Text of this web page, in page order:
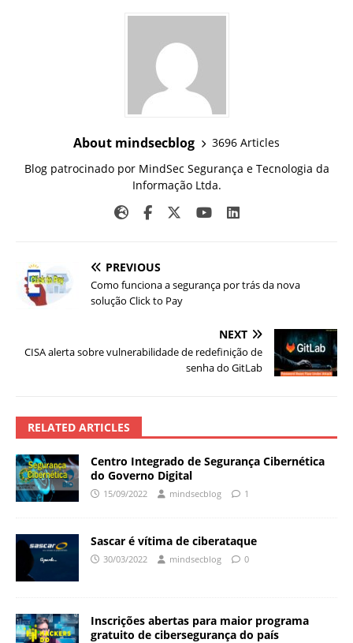
About mindsecblog
3696 Articles
Blog patrocinado por MindSec Segurança e Tecnologia da
Informação Ltda.
PREVIOUS
Como funciona a segurança por trás da nova
solução Click to Pay
NEXT
CISA alerta sobre vulnerabilidade de redefinição de
senha do GitLab
RELATED ARTICLES
Centro Integrado de Segurança Cibernética
do Governo Digital
15/09/2022 mindsecblog 1
Sascar é vítima de ciberataque
30/03/2022 mindsecblog 0
Inscrições abertas para maior programa
gratuito de cibersegurança do país